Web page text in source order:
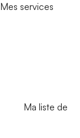
Mes services
Ma liste de